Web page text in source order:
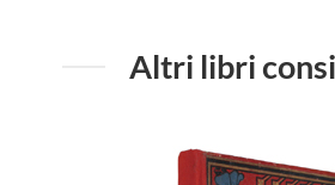
Altri libri